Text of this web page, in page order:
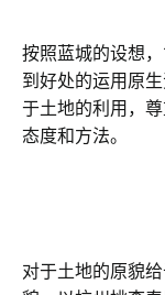
按照蓝城的设想
到好处的运用原
于土地的利用，
态度和方法。
对于土地的原貌